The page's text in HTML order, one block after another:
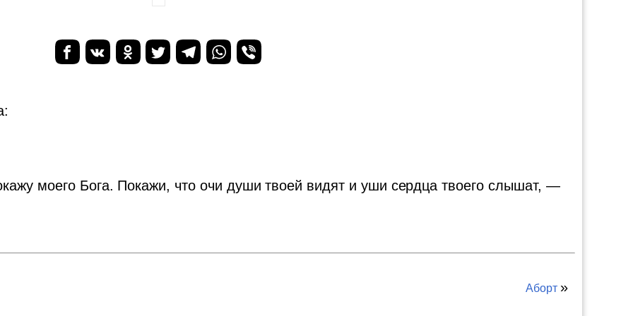
моего Бога. Покажи, что очи души твоей видят и уши сердца твоего слышат, —
Аборт »